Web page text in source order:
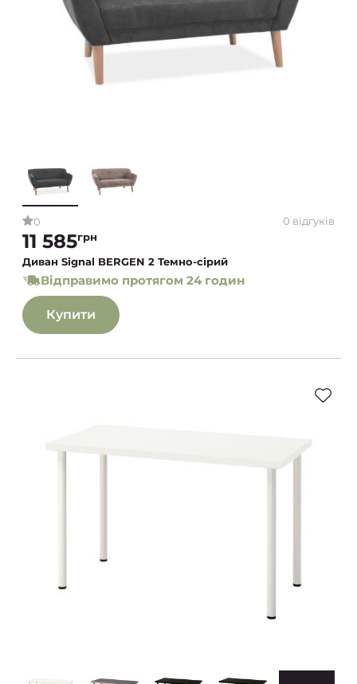
0 0 відгуків
11 585грн
Диван Signal BERGEN 2 Темно-сірий
Відправимо протягом 24 годин
Купити